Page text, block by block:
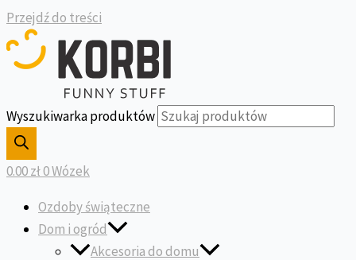
Przejdź do treści
Wyszukiwarka produktów
0.00zł0Wózek
Ozdoby świąteczne
Dom i ogród
Akcesoria do domu